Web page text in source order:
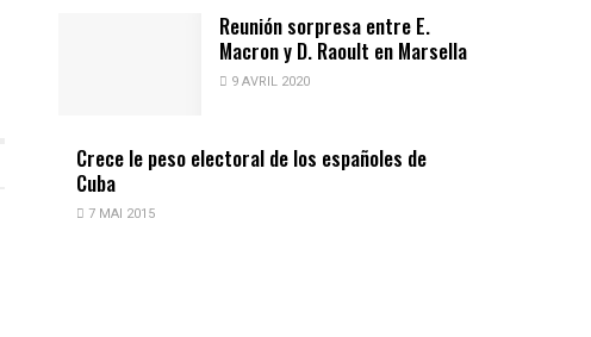
Reunión sorpresa entre E.
Macron y D. Raoult en Marsella
9 AVRIL 2020
Crece le peso electoral de los españoles de
Cuba
7 MAI 2015